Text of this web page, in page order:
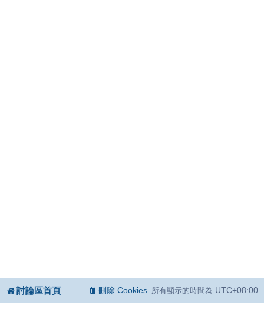
討論區首頁 所有顯示的時間為 UTC+08:00
刪除 Cookies